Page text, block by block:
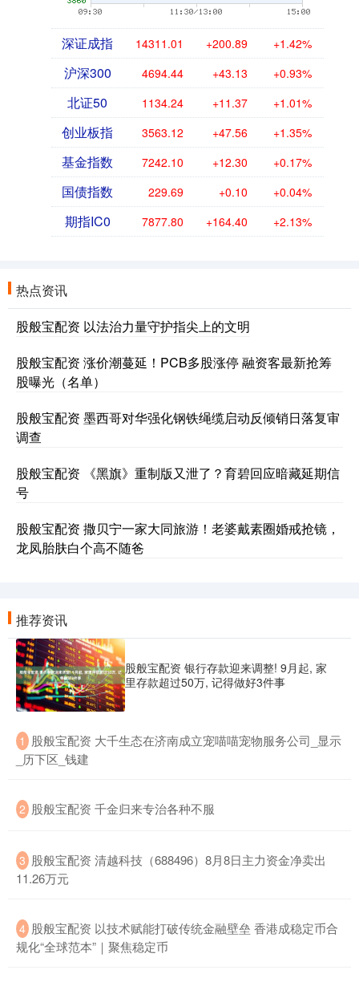
深证成指 14311.01 +200.89 +1.42%
沪深300 4694.44 +43.13 +0.93%
北证50 1134.24 +11.37 +1.01%
创业板指 3563.12 +47.56 +1.35%
基金指数 7242.10 +12.30 +0.17%
国债指数 229.69 +0.10 +0.04%
期指IC0 7877.80 +164.40 +2.13%
热点资讯
股般宝配资 以法治力量守护指尖上的文明
股般宝配资 涨价潮蔓延！PCB多股涨停 融资客最新抢筹
股曝光（名单）
股般宝配资 墨西哥对华强化钢铁绳缆启动反倾销日落复审
调查
股般宝配资 《黑旗》重制版又泄了？育碧回应暗藏延期信
号
股般宝配资 撒贝宁一家大同旅游！老婆戴素圈婚戒抢镜，
龙凤胎肤白个高不随爸
推荐资讯
股般宝配资 银行存款迎来调整! 9月起, 家
里存款超过50万, 记得做好3件事
1 ​股般宝配资 大千生态在济南成立宠喵喵宠物服务公司_显示
_历下区_钱建
2 ​股般宝配资 千金归来专治各种不服
3 ​股般宝配资 清越科技（688496）8月8日主力资金净卖出
11.26万元
4 ​股般宝配资 以技术赋能打破传统金融壁垒 香港成稳定币合
规化“全球范本”｜聚焦稳定币